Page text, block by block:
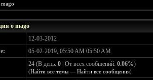
mago
о mago
12-03-2012
05-02-2019, 05:50 AM 05:50 AM
24 (В день:0 | От всех сообщений:0.06%)
(Найти все темы —Найти все сообщения)